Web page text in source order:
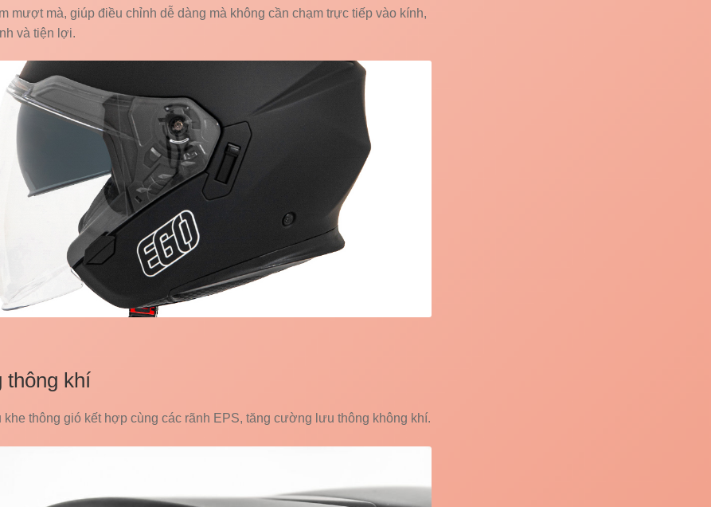
mượt mà, giúp điều chỉnh dễ dàng mà không cần chạm trực tiếp vào kính,
và tiện lợi.
thông khí
khe thông gió kết hợp cùng các rãnh EPS, tăng cường lưu thông không khí.